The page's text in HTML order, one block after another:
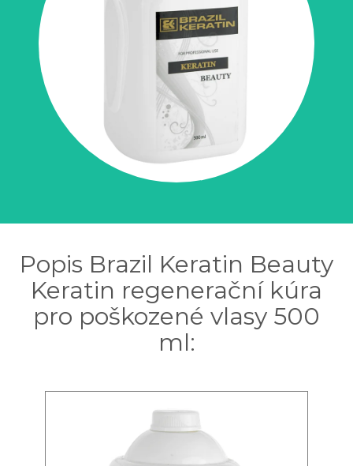
Popis Brazil Keratin Beauty
Keratin regenerační kúra
pro poškozené vlasy 500
ml: